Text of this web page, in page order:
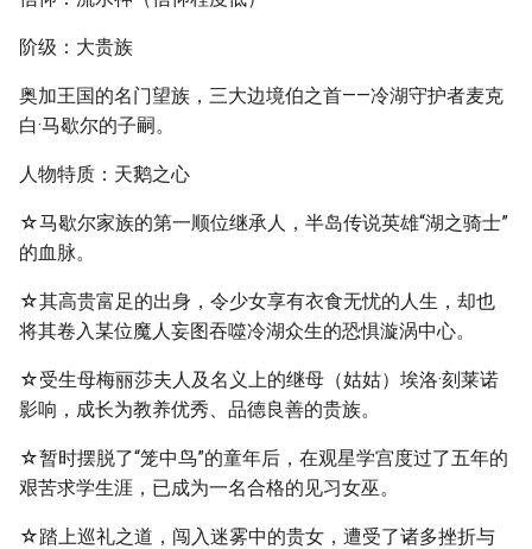
阶级：大贵族
奥加王国的名门望族，三大边境伯之首——冷湖守护者麦克
白·马歇尔的子嗣。
人物特质：天鹅之心
☆马歇尔家族的第一顺位继承人，半岛传说英雄“湖之骑士”
的血脉。
☆其高贵富足的出身，令少女享有衣食无忧的人生，却也
将其卷入某位魔人妄图吞噬冷湖众生的恐惧漩涡中心。
☆受生母梅丽莎夫人及名义上的继母（姑姑）埃洛·刻莱诺
影响，成长为教养优秀、品德良善的贵族。
☆暂时摆脱了“笼中鸟”的童年后，在观星学宫度过了五年的
艰苦求学生涯，已成为一名合格的见习女巫。
☆踏上巡礼之道，闯入迷雾中的贵女，遭受了诸多挫折与